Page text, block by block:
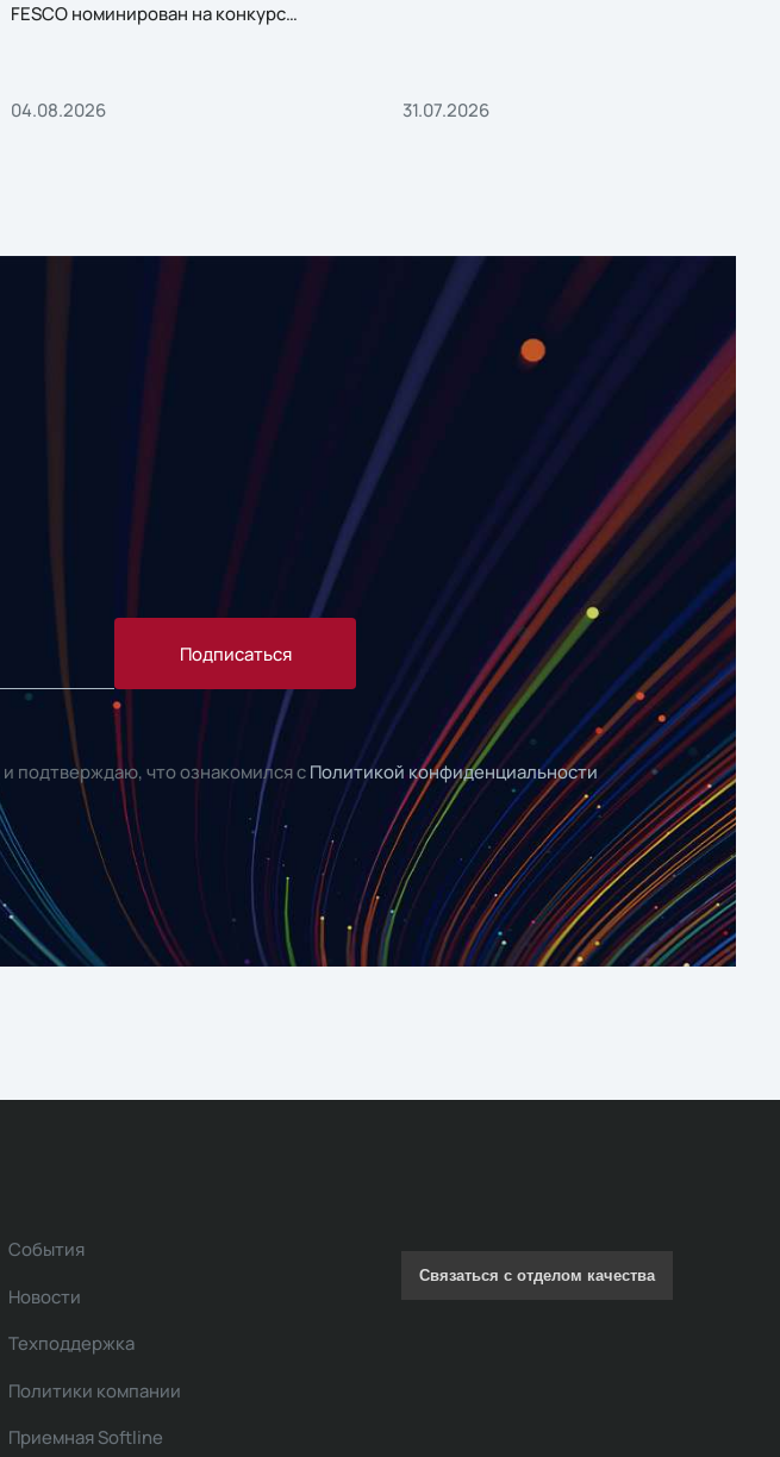
FESCO номинирован на конкурс
04.08.2026 31.07.2026
Подписаться
и подтверждаю, что ознакомился с Политикой конфиденциальности
События
Новости
Техподдержка
Политики компании
Приемная Softline
Связаться с отделом качества